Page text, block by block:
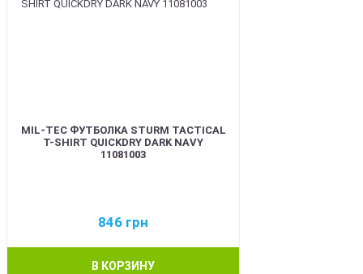
MIL-TEC ФУТБОЛКА STURM TACTICAL
T-SHIRT QUICKDRY DARK NAVY
11081003
846 грн
В КОРЗИНУ